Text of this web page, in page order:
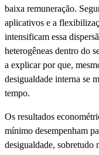
baixa remuneração.
aplicativos e a
intensificam essa
heterogêneas dentro do
a explicar por que,
desigualdade interna se
tempo.
Os resultados
mínimo desempenham
desigualdade, sobretudo